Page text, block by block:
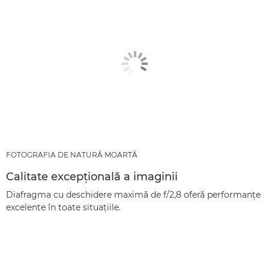
FOTOGRAFIA DE NATURĂ MOARTĂ
Calitate excepţională a imaginii
Diafragma cu deschidere maximă de f/2,8 oferă performanţe
excelente în toate situaţiile.